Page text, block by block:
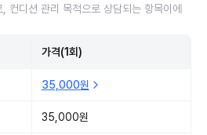
컨디션 관리 목적으로 상담되는 항목이에
가격(1회)
35,000원
35,000원